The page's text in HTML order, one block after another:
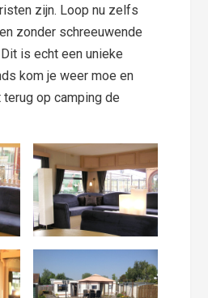
zijn. Loop nu zelfs
zonder schreeuwende
is echt een unieke
kom je weer moe en
op camping de